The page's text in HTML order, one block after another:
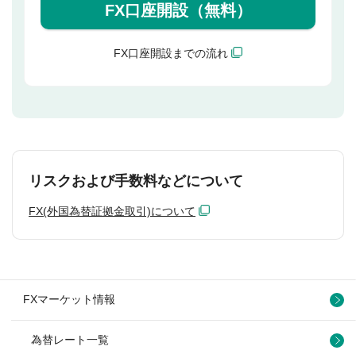
FX口座開設（無料）
FX口座開設までの流れ
リスクおよび手数料などについて
FX(外国為替証拠金取引)について
FXマーケット情報
為替レート一覧